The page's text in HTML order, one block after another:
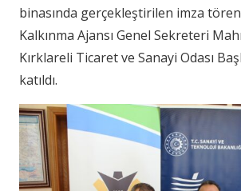
binasında gerçekleştirilen imza
Kalkınma Ajansı Genel Sekreteri
Kırklareli Ticaret ve Sanayi Odası
katıldı.